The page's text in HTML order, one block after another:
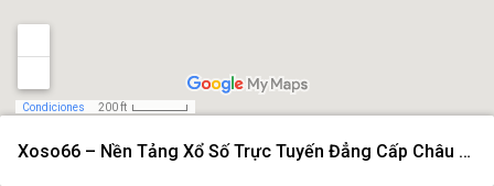
Xoso66 – Nền Tảng Xổ Số Trực Tuyến Đẳng Cấp Châu Á Năm 2026
Condiciones 200 ft